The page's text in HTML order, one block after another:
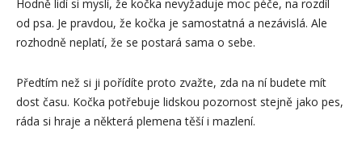
Hodně lidí si myslí, že kočka nevyžaduje moc péče, na rozdíl
od psa. Je pravdou, že kočka je samostatná a nezávislá. Ale
rozhodně neplatí, že se postará sama o sebe.
Předtím než si ji pořídíte proto zvažte, zda na ní budete mít
dost času. Kočka potřebuje lidskou pozornost stejně jako pes,
ráda si hraje a některá plemena těší i mazlení.